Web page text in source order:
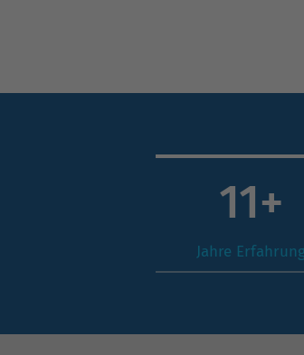
16+
Jahre